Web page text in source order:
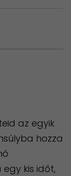
az egyik
hozza
kis időt,